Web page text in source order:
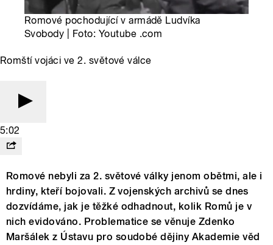
Romové pochodující v armádě Ludvíka
Svobody | Foto: Youtube .com
Romští vojáci ve 2. světové válce
5:02
Romové nebyli za 2. světové války jenom obětmi, ale i
hrdiny, kteří bojovali. Z vojenských archivů se dnes
dozvídáme, jak je těžké odhadnout, kolik Romů je v
nich evidováno. Problematice se věnuje Zdenko
Maršálek z Ústavu pro soudobé dějiny Akademie věd